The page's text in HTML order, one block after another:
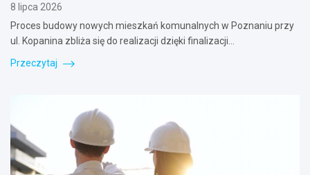
8 lipca 2026
Proces budowy nowych mieszkań komunalnych w Poznaniu przy
ul. Kopanina zbliża się do realizacji dzięki finalizacji…
Przeczytaj